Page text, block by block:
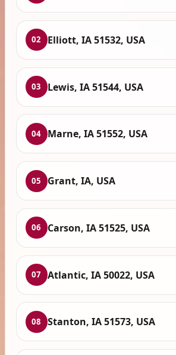
02 Elliott, IA 51532, USA
03 Lewis, IA 51544, USA
04 Marne, IA 51552, USA
05 Grant, IA, USA
06 Carson, IA 51525, USA
07 Atlantic, IA 50022, USA
08 Stanton, IA 51573, USA